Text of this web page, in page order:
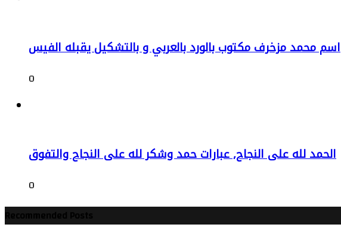
اسم محمد مزخرف مكتوب بالورد بالعربي و بالتشكيل يقبله الفيس
0
الحمد لله على النجاح, عبارات حمد وشكر لله على النجاح والتفوق
0